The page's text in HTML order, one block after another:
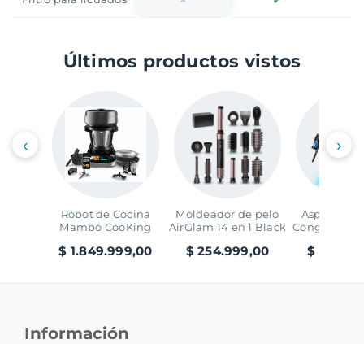
Últimos productos vistos
‹
Robot de Cocina
Mambo CooKing
$ 1.849.999,00
Moldeador de pelo
AirGlam 14 en 1 Black
$ 254.999,00
Aspirador
Conga
$
›
Información